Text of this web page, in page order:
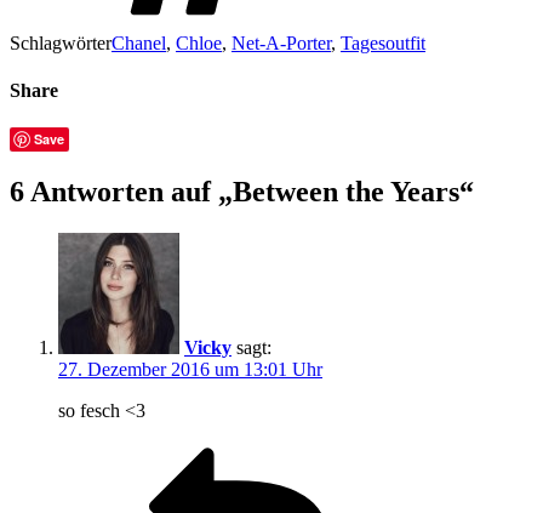
SchlagwörterChanel, Chloe, Net-A-Porter, Tagesoutfit
Share
Save
6 Antworten auf „Between the Years“
Vicky sagt:
27. Dezember 2016 um 13:01 Uhr
so fesch <3